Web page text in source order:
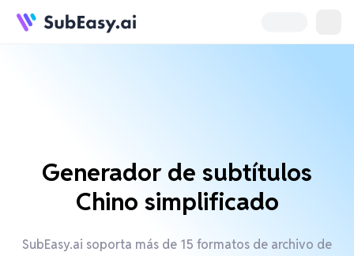
Generador de subtítulos
Chino simplificado
SubEasy.ai soporta más de 15 formatos de archivo de